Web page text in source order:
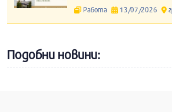
Работа 13/07/2026
Подобни новини: